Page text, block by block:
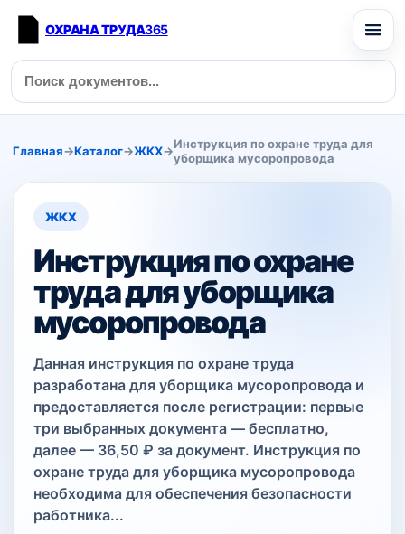
ОХРАНА ТРУДА365
Главная→Каталог→ЖКХ→Инструкция по охране труда для
уборщика мусоропровода
ЖКХ
Инструкция по охране
труда для уборщика
мусоропровода
Данная инструкция по охране труда
разработана для уборщика мусоропровода и
предоставляется после регистрации: первые
три выбранных документа — бесплатно,
далее — 36,50 ₽ за документ. Инструкция по
охране труда для уборщика мусоропровода
необходима для обеспечения безопасности
работника...